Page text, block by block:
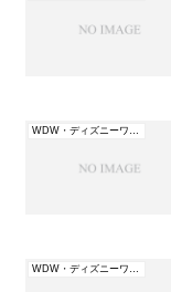
WDW・ディズニーワールド（フロリダ）